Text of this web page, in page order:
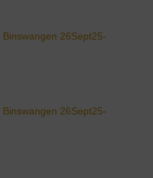
26Sept25-
26Sept25-